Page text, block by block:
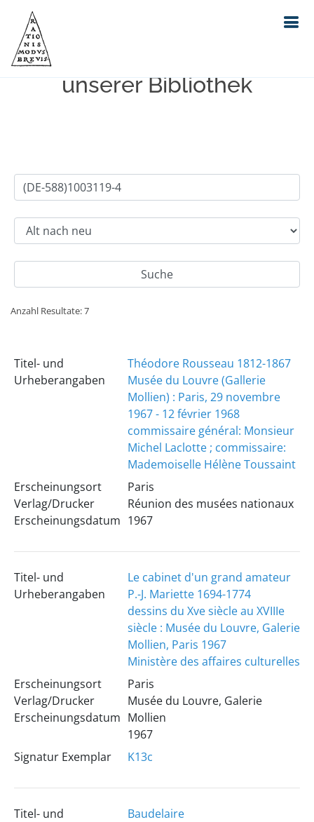
Einfache Suche im Bestand
unserer Bibliothek
Anzahl Resultate: 7
Titel- und
Urheberangaben
Théodore Rousseau 1812-1867
Musée du Louvre (Gallerie
Mollien) : Paris, 29 novembre
1967 - 12 février 1968
commissaire général: Monsieur
Michel Laclotte ; commissaire:
Mademoiselle Hélène Toussaint
Erscheinungsort
Verlag/Drucker
Erscheinungsdatum
Paris
Réunion des musées nationaux
1967
Titel- und
Urheberangaben
Le cabinet d'un grand amateur
P.-J. Mariette 1694-1774
dessins du Xve siècle au XVIIIe
siècle : Musée du Louvre, Galerie
Mollien, Paris 1967
Ministère des affaires culturelles
Erscheinungsort
Verlag/Drucker
Erscheinungsdatum
Paris
Musée du Louvre, Galerie
Mollien
1967
Signatur Exemplar
K13c
Titel- und
Baudelaire